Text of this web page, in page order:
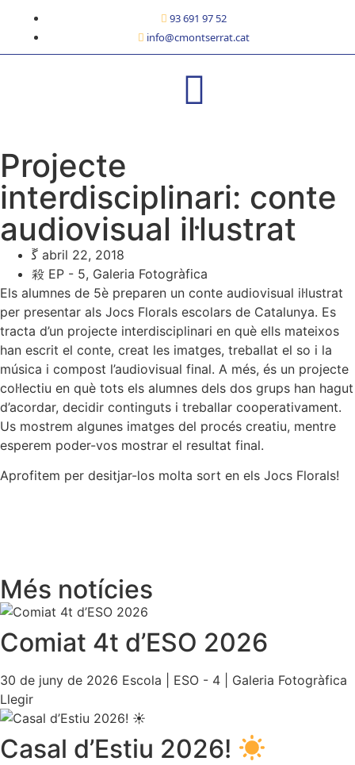
93 691 97 52
info@cmontserrat.cat
Projecte
interdisciplinari: conte
audiovisual il·lustrat
abril 22, 2018
EP - 5, Galeria Fotogràfica
Els alumnes de 5è preparen un conte audiovisual il·lustrat
per presentar als Jocs Florals escolars de Catalunya. Es
tracta d’un projecte interdisciplinari en què ells mateixos
han escrit el conte, creat les imatges, treballat el so i la
música i compost l’audiovisual final. A més, és un projecte
col·lectiu en què tots els alumnes dels dos grups han hagut
d’acordar, decidir continguts i treballar cooperativament.
Us mostrem algunes imatges del procés creatiu, mentre
esperem poder-vos mostrar el resultat final.
Aprofitem per desitjar-los molta sort en els Jocs Florals!
Més notícies
Comiat 4t d’ESO 2026
30 de juny de 2026 Escola ESO - 4
Galeria Fotogràfica
Llegir
Casal d’Estiu 2026!